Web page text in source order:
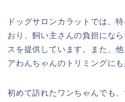
ドッグサロンカラットでは、
おり、飼い主さんの負担にな
スを提供しています。また、
アわんちゃんのトリミングにも
初めて訪れたワンちゃんでも